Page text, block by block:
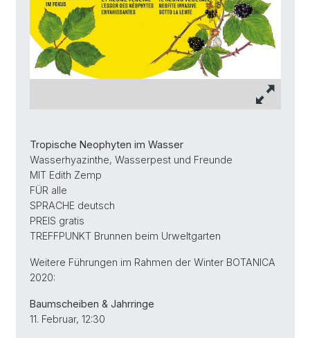
Tropische Neophyten im Wasser
Wasserhyazinthe, Wasserpest und Freunde
MIT Edith Zemp
FÜR alle
SPRACHE deutsch
PREIS gratis
TREFFPUNKT Brunnen beim Urweltgarten
Weitere Führungen im Rahmen der Winter BOTANICA
2020:
Baumscheiben & Jahrringe
11. Februar, 12:30